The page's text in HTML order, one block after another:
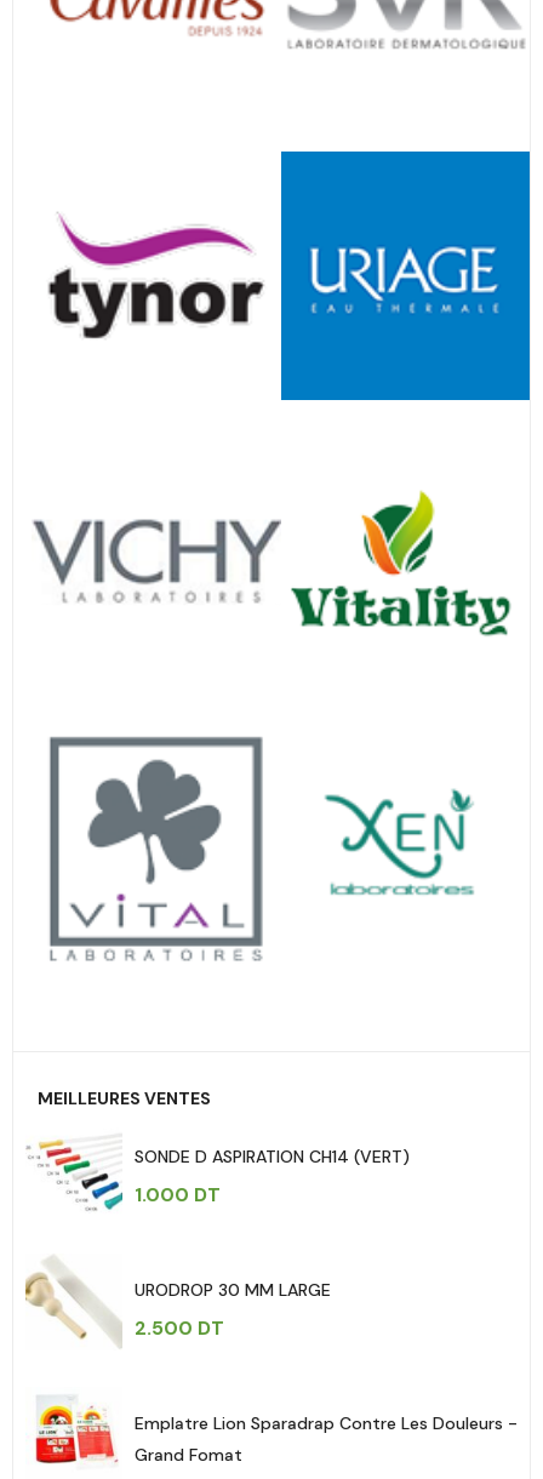
MEILLEURES VENTES
SONDE D ASPIRATION CH14 (VERT)
1.000 DT
URODROP 30 MM LARGE
2.500 DT
Emplatre Lion Sparadrap Contre Les Douleurs -
Grand Fomat